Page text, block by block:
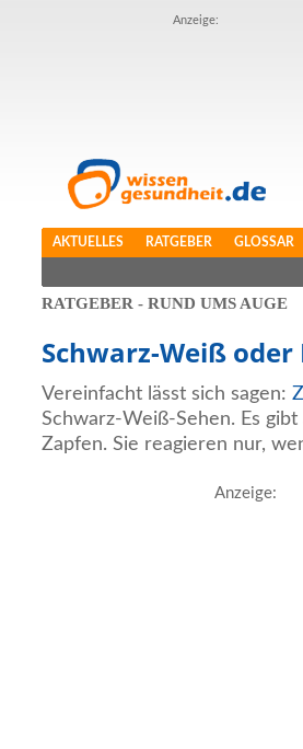
Anzeige:
AKTUELLES RATGEBER GLOSSAR
RATGEBER - RUND UMS AUGE
Schwarz-Weiß oder
Vereinfacht lässt sich sagen:
Schwarz-Weiß-Sehen. Es
Zapfen. Sie reagieren nur,
Anzeige: